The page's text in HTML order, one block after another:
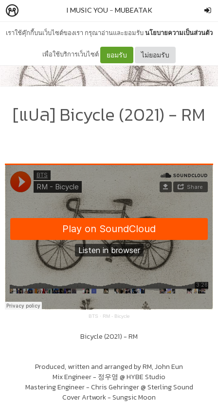
เราใช้คุ๊กกี้บนเว็บไซต์ของเรา กรุณาอ่านและยอมรับนโยบายความเป็นส่วนตัว
เพื่อใช้บริการเว็บไซต์ ยอมรับ ไม่ยอมรับ
I MUSIC YOU – MUBEATAK
[แปล] Bicycle (2021) - RM
BTS · RM - Bicycle
Bicycle (2021) - RM
Produced, written and arranged by RM, John Eun
Mix Engineer - 정우영 @ HYBE Studio
Mastering Engineer - Chris Gehringer @ Sterling Sound
Cover Artwork - Sungsic Moon